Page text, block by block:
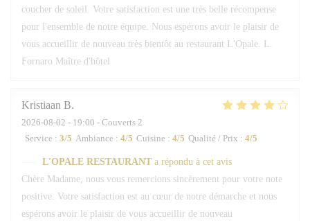
coucher de soleil. Votre satisfaction est une très belle récompense
pour l'ensemble de notre équipe. Nous espérons avoir le plaisir de
vous accueillir de nouveau très bientôt au restaurant L'Opale. L.
Fornaro Maître d'hôtel
Kristiaan B
2026-08-02 - 19:00 - Couverts 2
Service : 3/5 Ambiance : 4/5 Cuisine : 4/5 Qualité / Prix : 4/5
L'OPALE RESTAURANT a répondu à cet avis
Chère Madame, nous vous remercions sincèrement pour votre note
positive. Votre satisfaction est au cœur de notre démarche et nous
espérons avoir le plaisir de vous accueillir de nouveau